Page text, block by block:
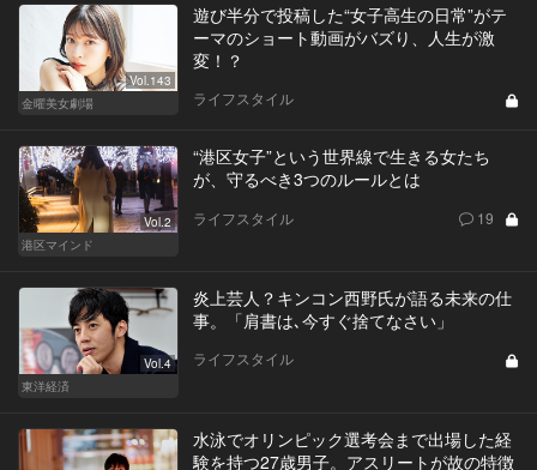
Vol.143
金曜美女劇場
遊び半分で投稿した“女子高生の日常”がテ
ーマのショート動画がバズり、人生が激
変！？
ライフスタイル
Vol.2
港区マインド
“港区女子”という世界線で生きる女たち
が、守るべき3つのルールとは
ライフスタイル 19
Vol.4
東洋経済
炎上芸人？キンコン西野氏が語る未来の仕
事。「肩書は､今すぐ捨てなさい」
ライフスタイル
水泳でオリンピック選考会まで出場した経
験を持つ27歳男子。アスリートが故の特徴